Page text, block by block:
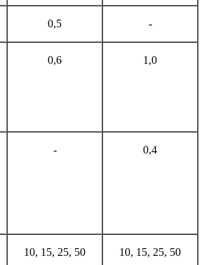
0,5 -
0,6 1,0
- 0,4
10, 15, 25, 50 10, 15, 25, 50